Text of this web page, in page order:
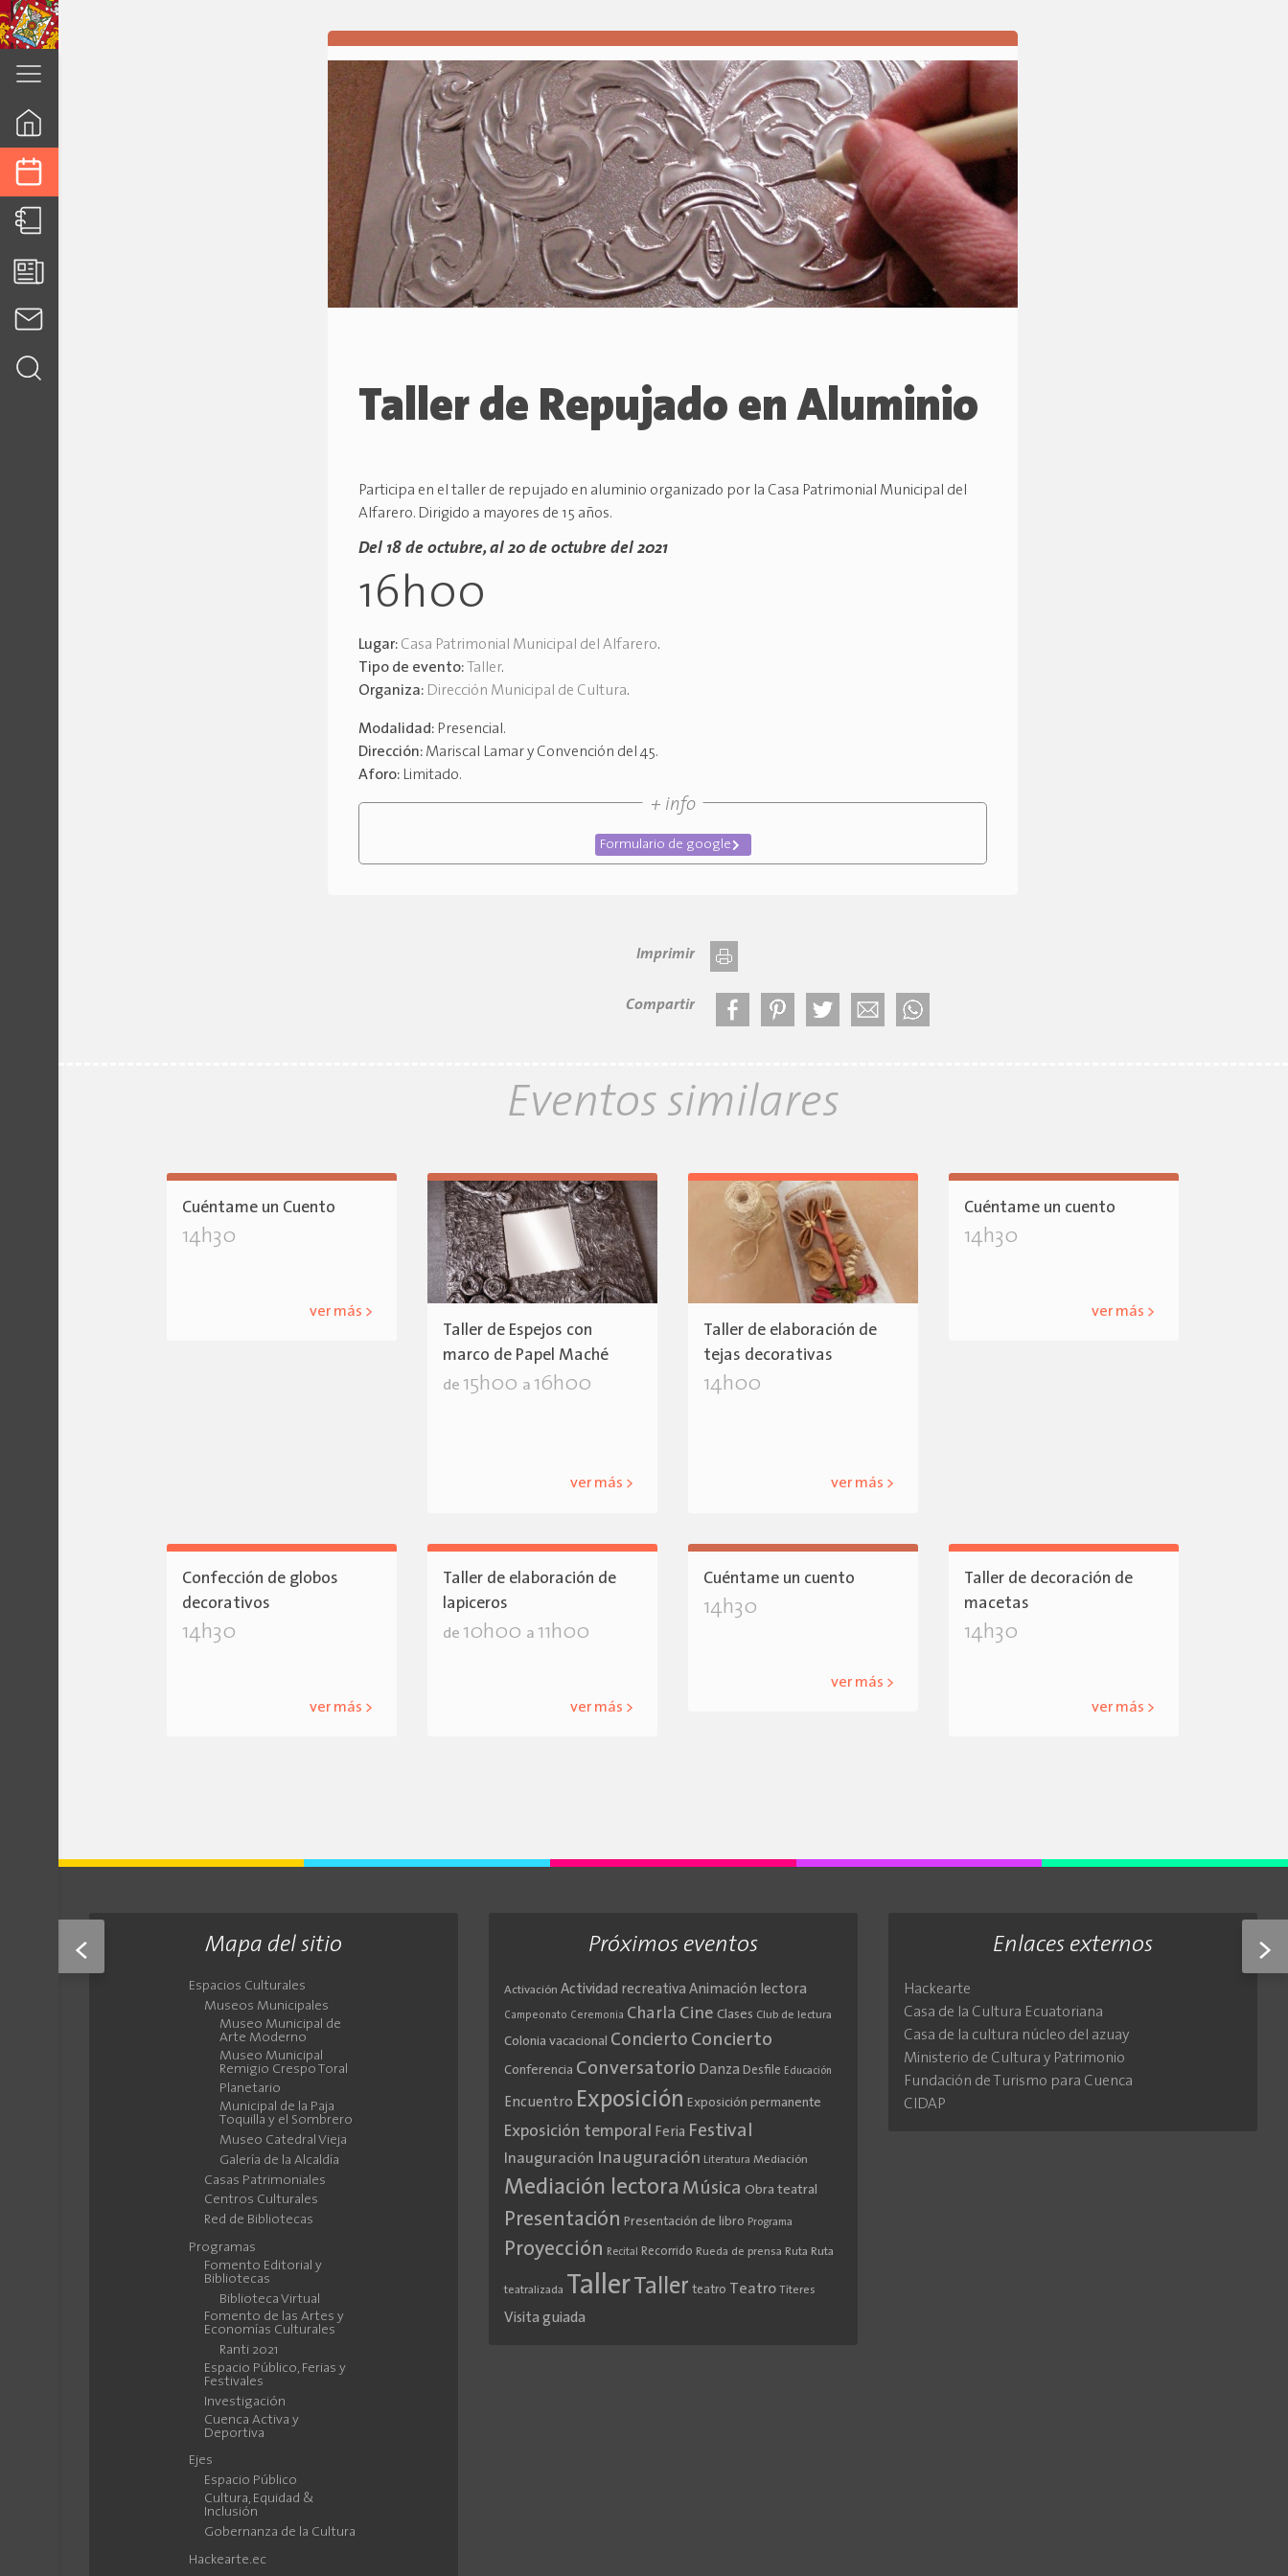
Taller de Repujado en Aluminio
Participa en el taller de repujado en aluminio organizado por la Casa Patrimonial Municipal del
Alfarero. Dirigido a mayores de 15 años.
Del 18 de octubre, al 20 de octubre del 2021
16h00
Lugar: Casa Patrimonial Municipal del Alfarero.
Tipo de evento: Taller.
Organiza: Dirección Municipal de Cultura.
Modalidad: Presencial.
Dirección: Mariscal Lamar y Convención del 45.
Aforo: Limitado.
+ info
Formulario de google
Imprimir
Compartir
< >
Eventos similares
Cuéntame un Cuento
14h30
ver más >
Taller de Espejos con
marco de Papel Maché
de 15h00 a 16h00
ver más >
Taller de elaboración de
tejas decorativas
14h00
ver más >
Cuéntame un cuento
14h30
ver más >
Confección de globos
decorativos
14h30
ver más >
Taller de elaboración de
lapiceros
de 10h00 a 11h00
ver más >
Cuéntame un cuento
14h30
ver más >
Taller de decoración de
macetas
14h30
ver más >
Mapa del sitio
Espacios Culturales
Museos Municipales
Museo Municipal de
Arte Moderno
Museo Municipal
Remigio Crespo Toral
Planetario
Municipal de la Paja
Toquilla y el Sombrero
Museo Catedral Vieja
Galería de la Alcaldía
Casas Patrimoniales
Centros Culturales
Red de Bibliotecas
Programas
Fomento Editorial y
Bibliotecas
Biblioteca Virtual
Fomento de las Artes y
Economías Culturales
Ranti 2021
Espacio Público, Ferias y
Festivales
Investigación
Cuenca Activa y
Deportiva
Ejes
Espacio Público
Cultura, Equidad &
Inclusión
Gobernanza de la Cultura
Hackearte.ec
Próximos eventos
Activación Actividad recreativa Animación lectora
Campeonato Ceremonia Charla Cine Clases Club de lectura
Colonia vacacional Concierto Concierto
Conferencia Conversatorio Danza Desfile Educación
Encuentro Exposición Exposición permanente
Exposición temporal Feria Festival
Inauguración Inauguración Literatura Mediación
Mediación lectora Música Obra teatral
Presentación Presentación de libro Programa
Proyección Recital Recorrido Rueda de prensa Ruta Ruta
teatralizada TallerTaller teatro Teatro Títeres
Visita guiada
Enlaces externos
Hackearte
Casa de la Cultura Ecuatoriana
Casa de la cultura núcleo del azuay
Ministerio de Cultura y Patrimonio
Fundación de Turismo para Cuenca
CIDAP